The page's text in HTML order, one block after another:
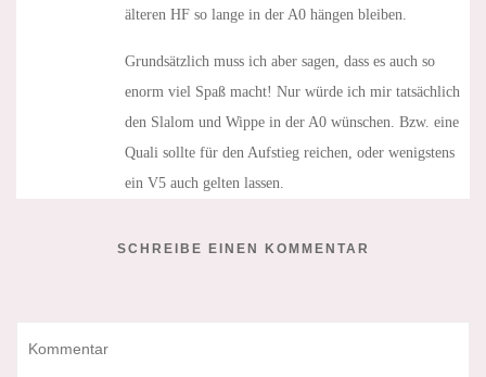
älteren HF so lange in der A0 hängen bleiben.
Grundsätzlich muss ich aber sagen, dass es auch so
enorm viel Spaß macht! Nur würde ich mir tatsächlich
den Slalom und Wippe in der A0 wünschen. Bzw. eine
Quali sollte für den Aufstieg reichen, oder wenigstens
ein V5 auch gelten lassen.
SCHREIBE EINEN KOMMENTAR